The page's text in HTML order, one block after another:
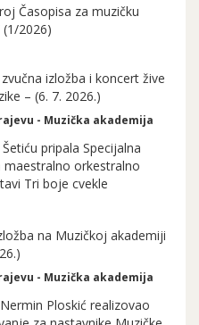
Časopisa za muzičku
(1/2026)
izložba i koncert žive
– (6. 7. 2026.)
- Muzička akademija
pripala Specijalna
maestralno orkestralno
Tri boje cvekle
na Muzičkoj akademiji
- Muzička akademija
Ploskić realizovao